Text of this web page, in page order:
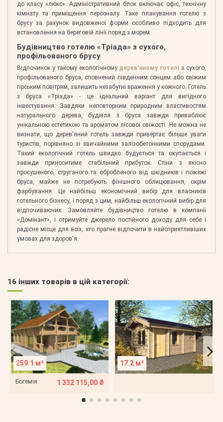
до класу «люкс». Адміністративний блок включає офіс, технічну
кімнату та приміщення персоналу. Таке планування готелю з
брусу за рахунок видовженої форми особливо підходить для
встановлення на береговій лінії поряд з морем.
Будівництво готелю «Тріада» з сухого,
профільованого брусу
Відпочинок у такому екологічному дерев'яному готелі з сухого,
профільованого бруса, сповнений південним сонцем або свіжим
гірським повітрям, залишить незабутні враження у кожного. Готель
з бруса «Тріада» - це ідеальний варіант для вигідного
інвестування. Завдяки неповторним природним властивостям
натурального дерева, будівля з бруса завжди приваблює
унікальною естетикою та ароматом лісової свіжості. Не можна не
визнати, що дерев'яний готель завжди привертає більше уваги
туристів, порівняно зі звичайними залізобетонними спорудами.
Такий екологічний готель швидко будується та окупається і
завжди приноситиме стабільний прибуток. Стіни з якісно
просушеного, струганого та обробленого від шкідників і пожежі
бруса, майже не потребують фінішного облицювання, окрім
фарбування. Це найбільш економічний вибір для власників
готельного бізнесу, і поряд з цим, найбільш екологічний вибір для
відпочиваючих. Замовляйте будівництво готелю в компанії
«Домінант», і отримуйте джерело постійного доходу для себе і
радісне місце для всіх, хто прагне відпочити в найсприятливіших
умовах для здоров'я.
16 інших товарів в цій категорії:
259.1 м²
Богемія 1 332 115,00 ₴
17.2 м²